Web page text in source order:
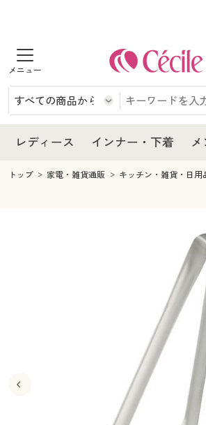
商品を探す
レディース
レディースファッション
インナー・下着
インナー・下着通販すべて
メンズ
寝具・インテリア・家具通販すべて
カーテン・ラグ・ファブリック
大きいサイズ通販すべて
レディース インナー・下着 メ
レディース
レディース通販すべて
レディースファッション
インナー・下着
インナー・下着通販すべて
メンズ
カーテン・ラグ・ファブリック
ジュニア・ティーンズ下着
大きいサイズ レディース服
トップ 家電・雑貨通販 キッチン・雑貨・日用